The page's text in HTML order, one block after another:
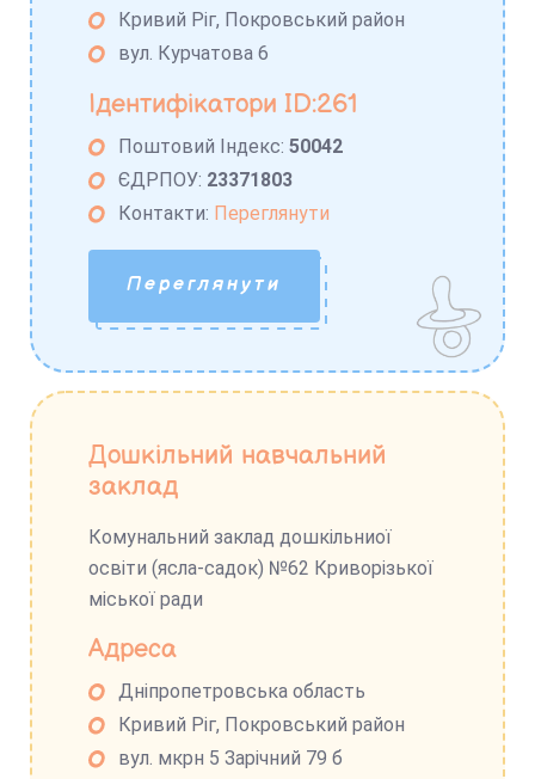
Кривий Ріг, Покровський район
вул. Курчатова 6
Ідентифікатори ID:261
Поштовий Індекс:50042
ЄДРПОУ: 23371803
Контакти: Переглянути
Переглянути
Дошкільний навчальний
заклад
Комунальний заклад дошкільниої
освіти (ясла-садок) №62 Криворізької
міської ради
Адреса
Дніпропетровська область
Кривий Ріг, Покровський район
вул. мкрн 5 Зарічний 79 б